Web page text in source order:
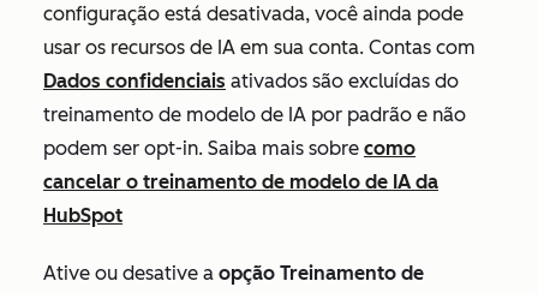
configuração está desativada, você ainda pode
usar os recursos de IA em sua conta. Contas com
Dados confidenciais ativados são excluídas do
treinamento de modelo de IA por padrão e não
podem ser opt-in. Saiba mais sobre como
cancelar o treinamento de modelo de IA da
HubSpot
Ative ou desative a opção Treinamento de